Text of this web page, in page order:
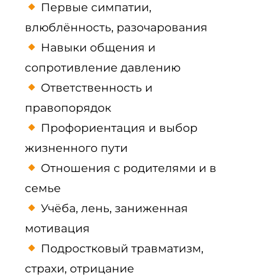
Первые симпатии,
влюблённость, разочарования
Навыки общения и
сопротивление давлению
Ответственность и
правопорядок
Профориентация и выбор
жизненного пути
Отношения с родителями и в
семье
Учёба, лень, заниженная
мотивация
Подростковый травматизм,
страхи, отрицание